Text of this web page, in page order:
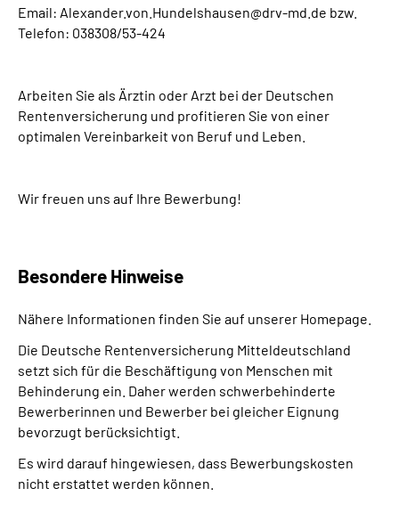
Email: Alexander.von.Hundelshausen@drv-md.de bzw.
Telefon: 038308/53-424
Arbeiten Sie als Ärztin oder Arzt bei der Deutschen
Rentenversicherung und profitieren Sie von einer
optimalen Vereinbarkeit von Beruf und Leben.
Wir freuen uns auf Ihre Bewerbung!
Besondere Hinweise
Nähere Informationen finden Sie auf unserer Homepage.
Die Deutsche Rentenversicherung Mitteldeutschland
setzt sich für die Beschäftigung von Menschen mit
Behinderung ein. Daher werden schwerbehinderte
Bewerberinnen und Bewerber bei gleicher Eignung
bevorzugt berücksichtigt.
Es wird darauf hingewiesen, dass Bewerbungskosten
nicht erstattet werden können.